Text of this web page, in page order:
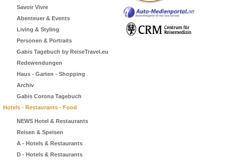
Savoir Vivre
Abenteuer & Events
Living & Styling
Personen & Portraits
Gabis Tagebuch by ReiseTravel.eu
Redewendungen
Haus - Garten - Shopping
Archiv
Gabis Corona Tagebuch
Hotels - Restaurants - Food
NEWS Hotel & Restaurants
Reisen & Speisen
A - Hotels & Restaurants
D - Hotels & Restaurants